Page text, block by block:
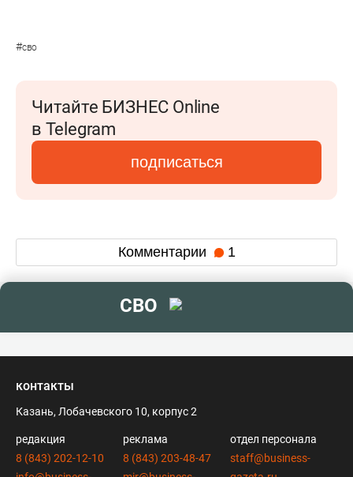
#сво
Читайте БИЗНЕС Online
в Telegram
подписаться
Комментарии 1
СВО
контакты
Казань, Лобачевского 10, корпус 2
редакция
8 (843) 202-12-10
реклама
8 (843) 203-48-47
отдел персонала
staff@business-